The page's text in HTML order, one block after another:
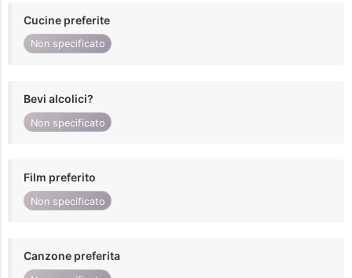
Cucine preferite
Non specificato
Bevi alcolici?
Non specificato
Film preferito
Non specificato
Canzone preferita